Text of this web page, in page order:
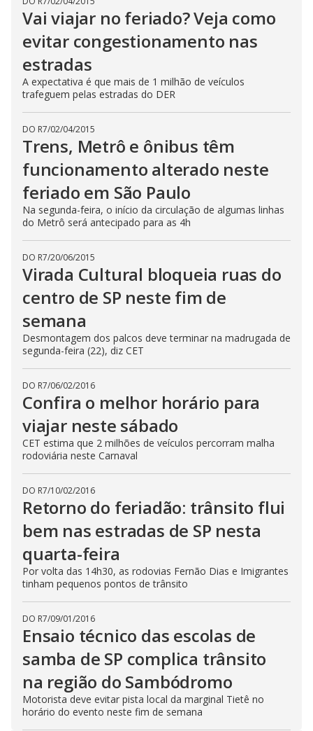
Vai viajar no feriado? Veja como
evitar congestionamento nas
estradas
A expectativa é que mais de 1 milhão de veículos
trafeguem pelas estradas do DER
DO R7/02/04/2015
Trens, Metrô e ônibus têm
funcionamento alterado neste
feriado em São Paulo
Na segunda-feira, o início da circulação de algumas linhas
do Metrô será antecipado para as 4h
DO R7/20/06/2015
Virada Cultural bloqueia ruas do
centro de SP neste fim de
semana
Desmontagem dos palcos deve terminar na madrugada de
segunda-feira (22), diz CET
DO R7/06/02/2016
Confira o melhor horário para
viajar neste sábado
CET estima que 2 milhões de veículos percorram malha
rodoviária neste Carnaval
DO R7/10/02/2016
Retorno do feriadão: trânsito flui
bem nas estradas de SP nesta
quarta-feira
Por volta das 14h30, as rodovias Fernão Dias e Imigrantes
tinham pequenos pontos de trânsito
DO R7/09/01/2016
Ensaio técnico das escolas de
samba de SP complica trânsito
na região do Sambódromo
Motorista deve evitar pista local da marginal Tietê no
horário do evento neste fim de semana